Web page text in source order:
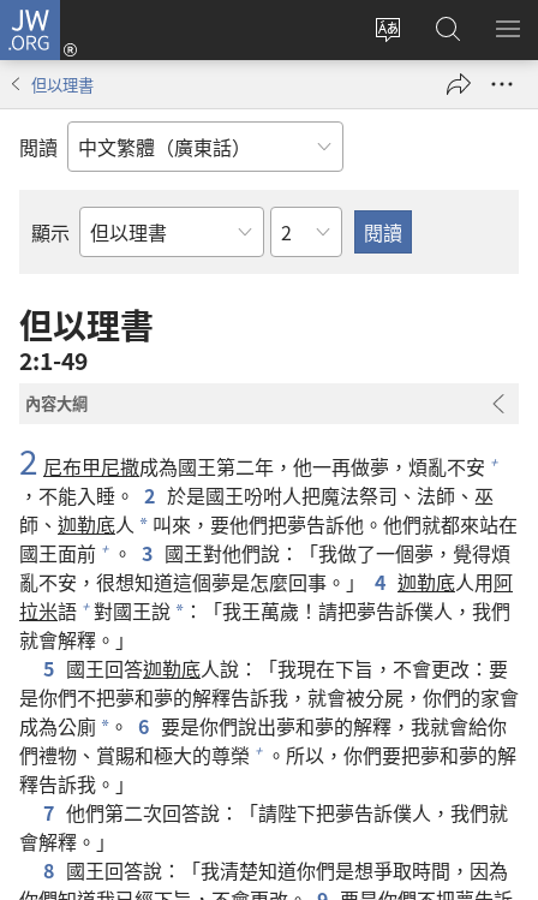
JW.ORG
更
登
錄
（開
搜
尋
JW.ORG
顯
但以理書
閲讀
顯示
聖
經
卷
章
但以理書
2:1-49
內容大綱
2 尼布甲尼撒成為國王第二年，他一再做夢，煩亂不安 +
，不能入睡。 2 於是國王吩咐人把魔法祭司、法師、巫
師、 迦勒底人 * 叫來，要他們把夢告訴他。他們就都來站在
國王面前 + 。 3 國王對他們說：「我做了一個夢，覺得煩
亂不安，很想知道這個夢是怎麼回事。」
4 迦勒底人用阿
拉米語 + 對國王說 * ：「我王萬歲！請把夢告訴僕人，我們
就會解釋。」
5 國王回答迦勒底人說：「我現在下旨，不會更改：要
是你們不把夢和夢的解釋告訴我，就會被分屍，你們的家會
成為公廁 * 。 6 要是你們說出夢和夢的解釋，我就會給你
們禮物、賞賜和極大的尊榮 + 。所以，你們要把夢和夢的解
釋告訴我。」
7 他們第二次回答說：「請陛下把夢告訴僕人，我們就
會解釋。」
8 國王回答說：「我清楚知道你們是想爭取時間，因為